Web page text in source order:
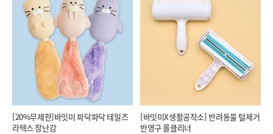
[20%무제한]바잇미 파닥파닥 테일즈
라텍스 장난감
[바잇미X생활공작소] 반려동물 털제거
반영구 롤클리너